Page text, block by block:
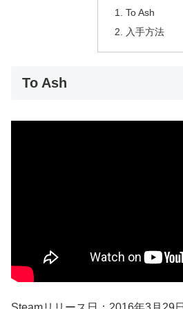
To Ash
入手方法
To Ash